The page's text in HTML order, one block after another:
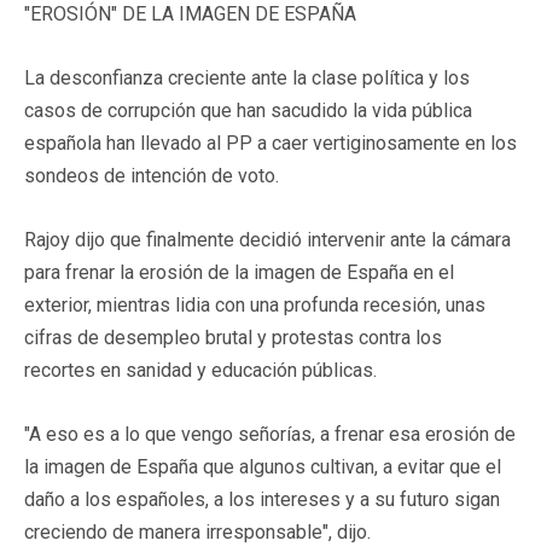
"EROSIÓN" DE LA IMAGEN DE ESPAÑA
La desconfianza creciente ante la clase política y los
casos de corrupción que han sacudido la vida pública
española han llevado al PP a caer vertiginosamente en los
sondeos de intención de voto.
Rajoy dijo que finalmente decidió intervenir ante la cámara
para frenar la erosión de la imagen de España en el
exterior, mientras lidia con una profunda recesión, unas
cifras de desempleo brutal y protestas contra los
recortes en sanidad y educación públicas.
"A eso es a lo que vengo señorías, a frenar esa erosión de
la imagen de España que algunos cultivan, a evitar que el
daño a los españoles, a los intereses y a su futuro sigan
creciendo de manera irresponsable", dijo.